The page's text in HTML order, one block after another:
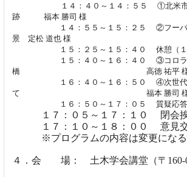
１４：４０～１４：５５ ①北米
跡 福本 勝司 様
１４：５５～１５：２５ ②フーバーダ
景 定松 道也 様
１５：２５～１５：４０ 休憩（１
１５：４０～１６：４０ ③コロラ
橋 高徳 祐平
１６：４０～１６：５０ ④次世代
て 福本 勝司
１６：５０～１７：０５ 質疑応答（
１７：０５～１７：１０ 閉会挨
１７：１０～１８：００ 意見交
※プログラムの内容は変更にな
４．会 場： 土木学会講堂（〒160-